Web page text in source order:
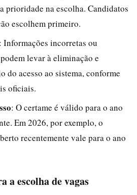
prioridade na escolha. Candidatos
escolhem primeiro.
: Informações incorretas ou
levar à eliminação e
do acesso ao sistema, conforme
oficiais.
: O certame é válido para o ano
Em 2026, por exemplo, o
recentemente vale para o ano
a escolha de vagas